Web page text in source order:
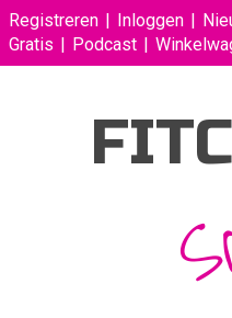
Registreren Inloggen
Gratis
Podcast